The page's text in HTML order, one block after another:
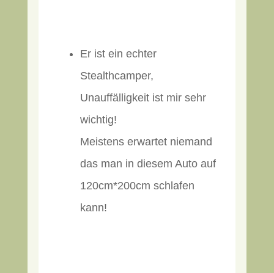
Er ist ein echter
Stealthcamper,
Unauffälligkeit ist mir sehr
wichtig!
Meistens erwartet niemand
das man in diesem Auto auf
120cm*200cm schlafen
kann!